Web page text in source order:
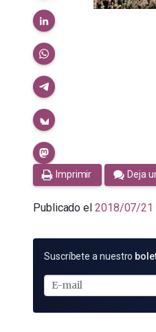
Imprimir Deja
Publicado el 2018/07/21
SUSCRÍBETE
E-
MAIL
Suscríbete a nuestro